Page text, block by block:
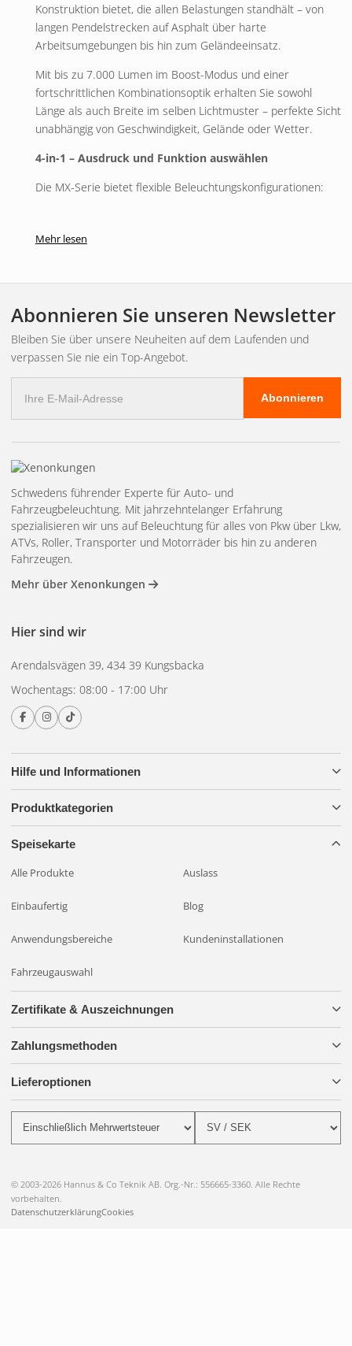
Konstruktion bietet, die allen Belastungen standhält – von
langen Pendelstrecken auf Asphalt über harte
Arbeitsumgebungen bis hin zum Geländeeinsatz.
Mit bis zu 7.000 Lumen im Boost-Modus und einer
fortschrittlichen Kombinationsoptik erhalten Sie sowohl
Länge als auch Breite im selben Lichtmuster – perfekte Sicht
unabhängig von Geschwindigkeit, Gelände oder Wetter.
4-in-1 – Ausdruck und Funktion auswählen
Die MX-Serie bietet flexible Beleuchtungskonfigurationen:
Boost-Modus
Gelbes Positionslicht
Sie entscheiden über den Stil – cleane OEM-Optik oder
aggressiverer, vom Rallyesport inspirierter Ausdruck.
Für den harten Einsatz konzipiert
Dank des robusten Aluminiumgehäuses, der
vibrationsfest.
Perfekt geeignet für:
Pkw / Personenkraftwagen
LKW / Lastwagen
4x4 / Geländewagen
Landwirtschaftliche Maschinen
Bauwesen / Auftragsvergabe
Wohnwagen / Wohnmobil & Anhänger
Zusamenfassend:
Die OSRAM MX-Serie wurde für maximale Sichtbarkeit,
benötigen, das wirklich Leistung bringt.
Dies ist im Paket enthalten.
OSRAM LEDriving Cube MX180
Montagehalterung + 1. Stabilisierungsstange
Mehr lesen
Abonnieren Sie unseren Newsletter
Bleiben Sie über unsere Neuheiten auf dem Laufenden und
verpassen Sie nie ein Top-Angebot.
Mail
Adresse
Abonnieren
Hilfe und Informationen
Produktkategorien
Speisekarte
Alle Produkte Auslass
Einbaufertig Blog
Anwendungsbereiche Kundeninstallationen
Fahrzeugauswahl
Schwedens führender Experte für Auto- und
Fahrzeugbeleuchtung. Mit jahrzehntelanger Erfahrung
spezialisieren wir uns auf Beleuchtung für alles von Pkw über Lkw,
ATVs, Roller, Transporter und Motorräder bis hin zu anderen
Fahrzeugen.
Mehr über Xenonkungen
Hier sind wir
Arendalsvägen 39, 434 39 Kungsbacka
Wochentags: 08:00 - 17:00 Uhr
Zertifikate & Auszeichnungen
Zahlungsmethoden
Lieferoptionen
© 2003-2026 Hannus & Co Teknik AB. Org.-Nr.: 556665-3360. Alle Rechte
vorbehalten.
DatenschutzerklärungCookies